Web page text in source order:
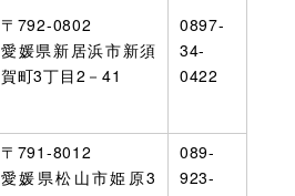
〒792-0802
愛媛県新居浜市新須
賀町3丁目2－41
0897-
34-
0422
〒791-8012
愛媛県松山市姫原3
089-
923-